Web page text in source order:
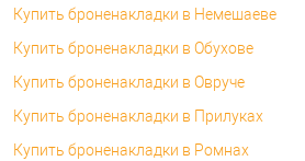
Купить броненакладки в Немешаеве
Купить броненакладки в Обухове
Купить броненакладки в Овруче
Купить броненакладки в Прилуках
Купить броненакладки в Ромнах